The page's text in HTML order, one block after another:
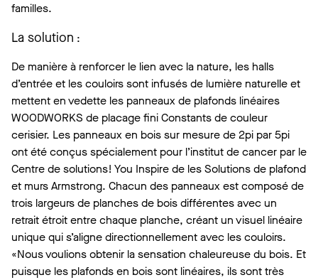
familles.
La solution :
De manière à renforcer le lien avec la nature, les halls
d’entrée et les couloirs sont infusés de lumière naturelle et
mettent en vedette les panneaux de plafonds linéaires
WOODWORKS de placage fini Constants de couleur
cerisier. Les panneaux en bois sur mesure de 2pi par 5pi
ont été conçus spécialement pour l’institut de cancer par le
Centre de solutions! You Inspire de les Solutions de plafond
et murs Armstrong. Chacun des panneaux est composé de
trois largeurs de planches de bois différentes avec un
retrait étroit entre chaque planche, créant un visuel linéaire
unique qui s’aligne directionnellement avec les couloirs.
«Nous voulions obtenir la sensation chaleureuse du bois. Et
puisque les plafonds en bois sont linéaires, ils sont très